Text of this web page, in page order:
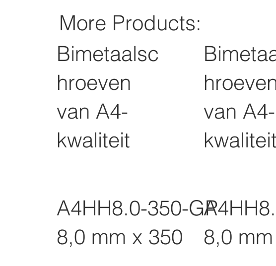
More Products:
Bimetaalsc
hroeven
van A4-
kwaliteit
A4HH8.0-350-GP
8,0 mm x 350
van A4-
kwaliteit
8,0